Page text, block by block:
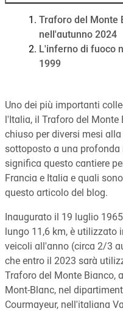
Traforo del Monte
nell'autunno 2024
L'inferno di fuoco
1999
Uno dei più importanti
l'Italia, il Traforo del
chiuso per diversi mesi
sottoposto a una profonda
significa questo cantiere
Francia e Italia e quali
questo articolo del blog.
Inaugurato il 19 luglio
lungo 11,6 km, è utilizzato
veicoli all'anno (circa 2/3
che entro il 2023 sarà
Traforo del Monte Bianco,
Mont-Blanc, nel
Courmayeur, nell'italiana